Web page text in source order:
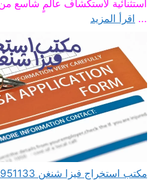
استثنائية لاستكشاف عالمٍ شاسع
... اقرأ المزيد